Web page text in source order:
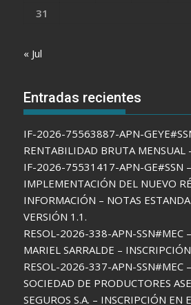
31
« Jul
Entradas recientes
IF-2026-75563887-APN-
RENTABILIDAD BRUTA MENSUAL
IF-2026-75531417-APN-GE#SSN –
IMPLEMENTACIÓN DEL NUEVO
INFORMACIÓN – NOTAS
VERSIÓN 1.1.
RESOL-2026-338-APN-SSN#MEC
MARIEL SARRALDE –
RESOL-2026-337-APN-SSN#MEC
SOCIEDAD DE PRODUCTORES
SEGUROS S.A. – INSCRIPCIÓN EN